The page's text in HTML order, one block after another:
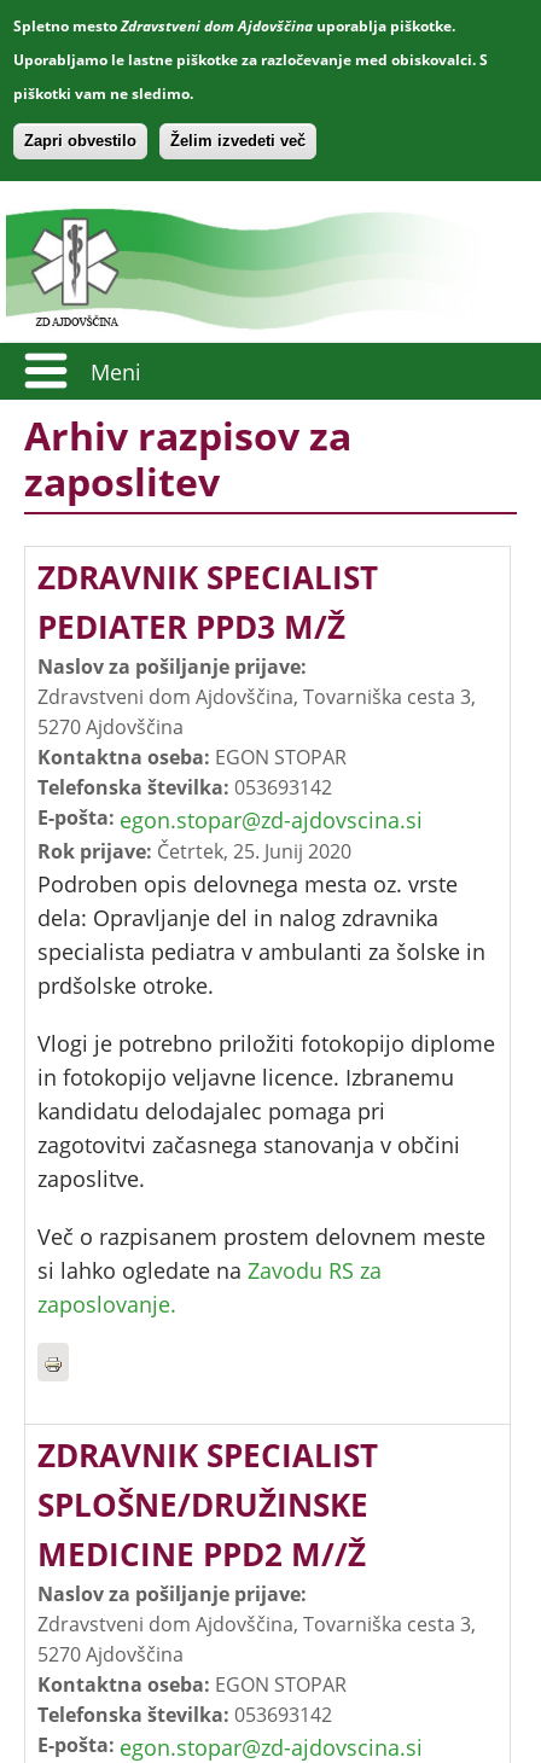
Spletno mestoZdravstveni dom Ajdovščina uporablja piškotke.
Uporabljamo le lastne piškotke za razločevanje med obiskovalci. S
piškotki vam ne sledimo.
Zapri obvestilo Želim izvedeti več
Meni
Arhiv razpisov za
zaposlitev
ZDRAVNIK SPECIALIST
PEDIATER PPD3 M/Ž
Naslov za pošiljanje prijave:
Zdravstveni dom Ajdovščina, Tovarniška cesta 3,
5270 Ajdovščina
Kontaktna oseba: EGON STOPAR
Telefonska številka: 053693142
E-pošta: egon.stopar@zd-ajdovscina.si
Rok prijave: Četrtek, 25. Junij 2020
Podroben opis delovnega mesta oz. vrste
dela: Opravljanje del in nalog zdravnika
specialista pediatra v ambulanti za šolske in
prdšolske otroke.
Vlogi je potrebno priložiti fotokopijo diplome
in fotokopijo veljavne licence. Izbranemu
kandidatu delodajalec pomaga pri
zagotovitvi začasnega stanovanja v občini
zaposlitve.
Več o razpisanem prostem delovnem meste
si lahko ogledate na Zavodu RS za
zaposlovanje.
ZDRAVNIK SPECIALIST
SPLOŠNE/DRUŽINSKE
MEDICINE PPD2 M//Ž
Naslov za pošiljanje prijave:
Zdravstveni dom Ajdovščina, Tovarniška cesta 3,
5270 Ajdovščina
Kontaktna oseba: EGON STOPAR
Telefonska številka: 053693142
E-pošta: egon.stopar@zd-ajdovscina.si